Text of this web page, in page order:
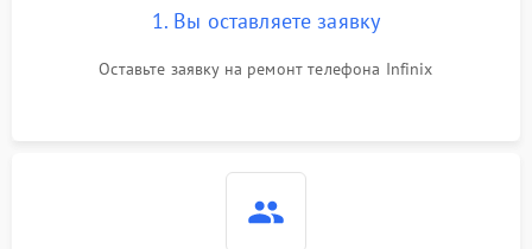
1. Вы оставляете заявку
Оставьте заявку на ремонт телефона Infinix